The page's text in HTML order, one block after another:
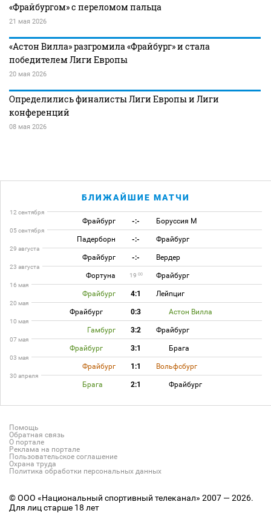
«Фрайбургом» с переломом пальца
21 мая 2026
«Астон Вилла» разгромила «Фрайбург» и стала
победителем Лиги Европы
20 мая 2026
Определились финалисты Лиги Европы и Лиги
конференций
08 мая 2026
БЛИЖАЙШИЕ МАТЧИ
12 сентября
Фрайбург -:- Боруссия М
05 сентября
Падерборн -:- Фрайбург
29 августа
Фрайбург -:- Вердер
23 августа
Фортуна 19 00 Фрайбург
16 мая
Фрайбург 4:1 Лейпциг
20 мая
Фрайбург 0:3 Астон Вилла
10 мая
Гамбург 3:2 Фрайбург
07 мая
Фрайбург 3:1 Брага
03 мая
Фрайбург 1:1 Вольфсбург
30 апреля
Брага 2:1 Фрайбург
Помощь
Обратная связь
О портале
Реклама на портале
Пользовательское соглашение
Охрана труда
Политика обработки персональных данных
© ООО «Национальный спортивный телеканал» 2007 — 2026.
Для лиц старше 18 лет